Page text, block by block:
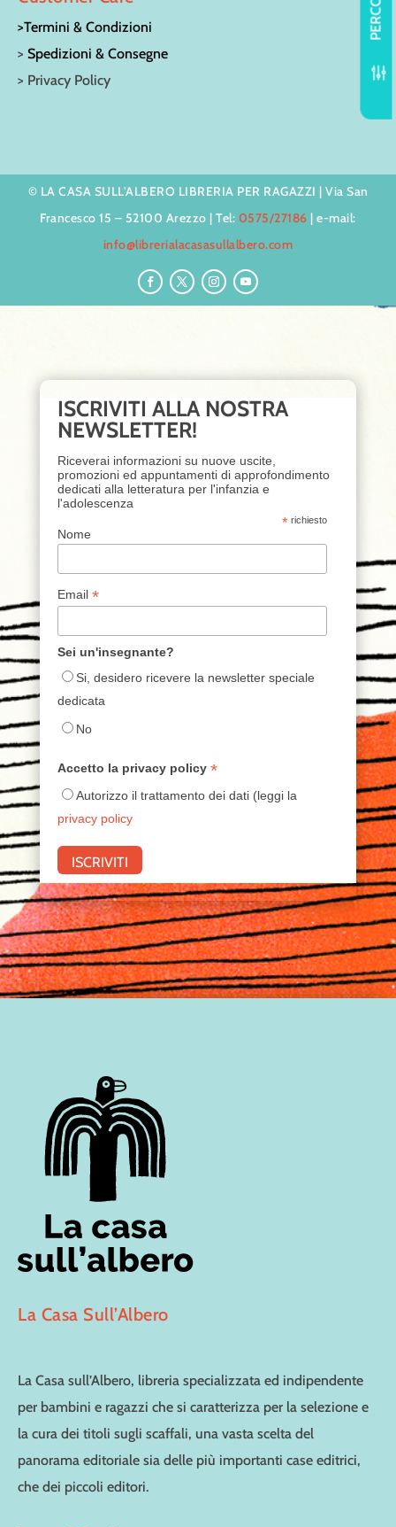
f
>Termini & Condizioni
>Spedizioni & Consegne
> Privacy Policy
© LA CASA SULL’ALBERO LIBRERIA PER RAGAZZI | Via San
Francesco 15 – 52100 Arezzo | Tel: 0575/27186 | e-mail:
info@librerialacasasullalbero.com
ISCRIVITI ALLA NOSTRA
NEWSLETTER!
Riceverai informazioni su nuove uscite,
promozioni ed appuntamenti di approfondimento
dedicati alla letteratura per l'infanzia e
l'adolescenza
* richiesto
Nome
Email *
Sei un'insegnante?
Si, desidero ricevere la newsletter speciale
dedicata
No
Accetto la privacy policy *
Autorizzo il trattamento dei dati (leggi la
privacy policy
La Casa Sull’Albero
La Casa sull’Albero, libreria specializzata ed indipendente
per bambini e ragazzi che si caratterizza per la selezione e
la cura dei titoli sugli scaffali, una vasta scelta del
panorama editoriale sia delle più importanti case editrici,
che dei piccoli editori.